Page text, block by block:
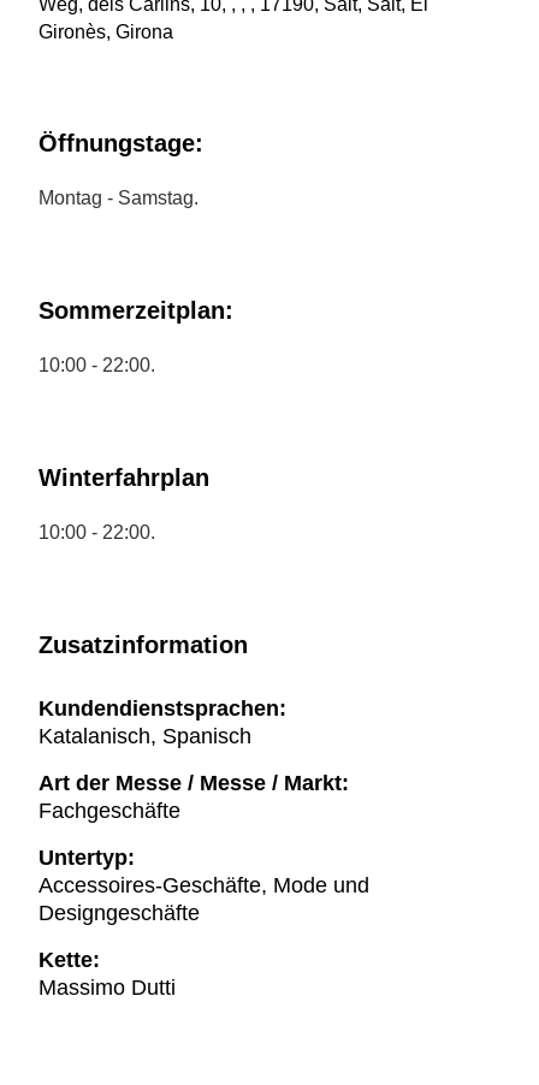
Weg, dels Carlins, 10, , , , 17190, Salt, Salt, El
Gironès, Girona
Öffnungstage:
Montag - Samstag.
Sommerzeitplan:
10:00 - 22:00.
Winterfahrplan
10:00 - 22:00.
Zusatzinformation
Kundendienstsprachen:
Katalanisch, Spanisch
Art der Messe / Messe / Markt:
Fachgeschäfte
Untertyp:
Accessoires-Geschäfte, Mode und
Designgeschäfte
Kette:
Massimo Dutti